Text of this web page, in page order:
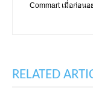
Commart เมื่อก่อน
RELATED